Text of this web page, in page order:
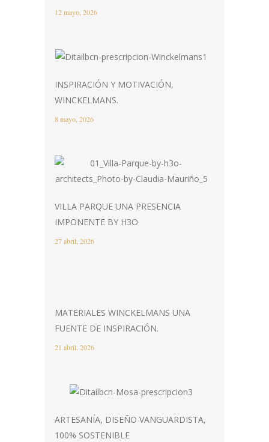
12 mayo, 2026
INSPIRACIÓN Y MOTIVACIÓN,
WINCKELMANS.
8 mayo, 2026
VILLA PARQUE UNA PRESENCIA
IMPONENTE BY H3O
27 abril, 2026
MATERIALES WINCKELMANS UNA
FUENTE DE INSPIRACIÓN.
21 abril, 2026
ARTESANÍA, DISEÑO VANGUARDISTA,
100% SOSTENIBLE